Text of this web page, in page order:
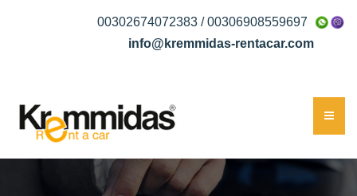
00302674072383 / 00306908559697
info@kremmidas-rentacar.com